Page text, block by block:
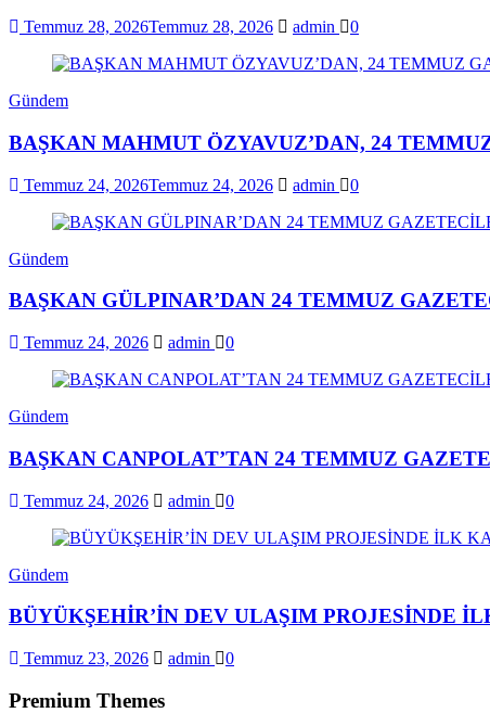
Temmuz 28, 2026Temmuz 28, 2026 admin 0
Gündem
BAŞKAN MAHMUT ÖZYAVUZ’DAN, 24
Temmuz 24, 2026Temmuz 24, 2026 admin 0
Gündem
BAŞKAN GÜLPINAR’DAN 24 TEMMUZ
Temmuz 24, 2026 admin 0
Gündem
BAŞKAN CANPOLAT’TAN 24 TEMMUZ
Temmuz 24, 2026 admin 0
Gündem
BÜYÜKŞEHİR’İN DEV ULAŞIM PROJESİNDE
Temmuz 23, 2026 admin 0
Premium Themes